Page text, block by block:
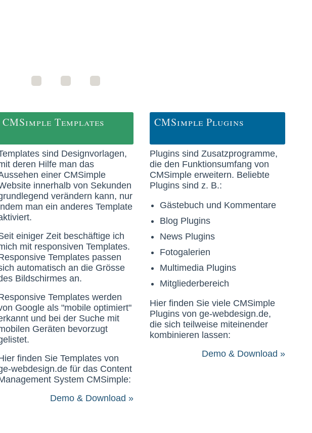
CMSimple Templates
sind Designvorlagen,
deren Hilfe man das
einer CMSimple
innerhalb von Sekunden
verändern kann, nur
man ein anderes Template
einiger Zeit beschäftige ich
mit responsiven Templates.
Templates passen
automatisch an die Grösse
Bildschirmes an.
Templates werden
Google als "mobile optimiert"
und bei der Suche mit
Geräten bevorzugt
finden Sie Templates von
webdesign.de für das Content
System CMSimple:
Demo & Download »
CMSimple Plugins
Plugins sind Zusatzprogramme,
die den Funktionsumfang von
CMSimple erweitern. Beliebte
Plugins sind z. B.:
Gästebuch und Kommentare
Blog Plugins
News Plugins
Fotogalerien
Multimedia Plugins
Mitgliederbereich
Hier finden Sie viele CMSimple
Plugins von ge-webdesign.de,
die sich teilweise miteinender
kombinieren lassen:
Demo & Download »